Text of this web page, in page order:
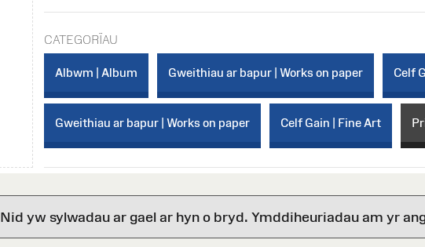
CATEGORÏAU
Albwm | Album Gweithiau ar bapur | Works on paper Celf
Gweithiau ar bapur | Works on paper Celf Gain | Fine Art
Nid yw sylwadau ar gael ar hyn o bryd. Ymddiheuriadau am yr